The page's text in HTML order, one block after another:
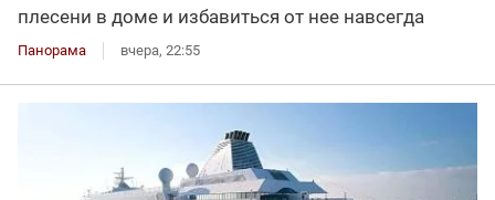
плесени в доме и избавиться от нее навсегда
Панорама вчера, 22:55